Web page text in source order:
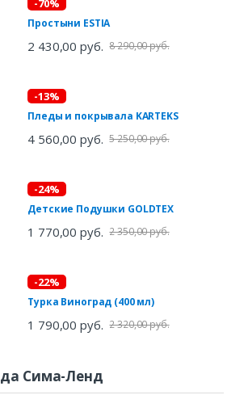
Простыни ESTIA
2 430,00 руб. 8 290,00 руб.
-13%
Пледы и покрывала KARTEKS
4 560,00 руб. 5 250,00 руб.
-24%
Детские Подушки GOLDTEX
1 770,00 руб. 2 350,00 руб.
-22%
Турка Виноград (400 мл)
1 790,00 руб. 2 320,00 руб.
Сима-Ленд